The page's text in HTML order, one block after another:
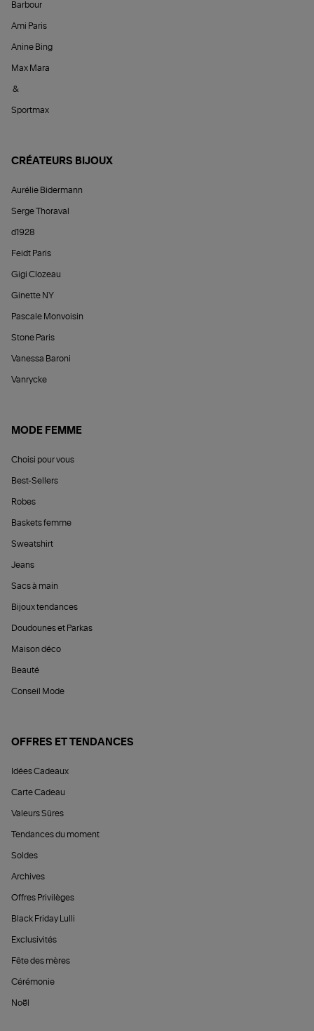
Barbour
Ami Paris
Anine Bing
Max Mara
&
Sportmax
CRÉATEURS BIJOUX
Aurélie Bidermann
Serge Thoraval
d1928
Feidt Paris
Gigi Clozeau
Ginette NY
Pascale Monvoisin
Stone Paris
Vanessa Baroni
Vanrycke
MODE FEMME
Choisi pour vous
Best-Sellers
Robes
Baskets femme
Sweatshirt
Jeans
Sacs à main
Bijoux tendances
Doudounes et Parkas
Maison déco
Beauté
Conseil Mode
OFFRES ET TENDANCES
Idées Cadeaux
Carte Cadeau
Valeurs Sûres
Tendances du moment
Soldes
Archives
Offres Privilèges
Black Friday Lulli
Exclusivités
Fête des mères
Cérémonie
Noël